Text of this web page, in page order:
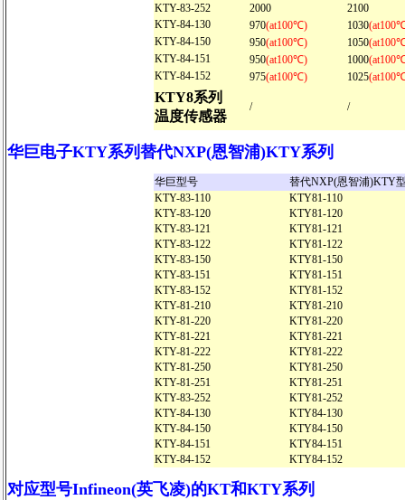
KTY-83-252
2000
2100
KTY-84-130
970(at100℃) 1030
KTY-84-150
950(at100℃) 1050
KTY-84-151
950(at100℃) 1000
KTY-84-152
975(at100℃) 1025
KTY8系列
温度传感器
/ /
华巨电子KTY系列替代NXP(恩智浦)KTY系列
华巨型号
替代NXP(恩智浦)KTY
KTY-83-110
KTY81-110
KTY-83-120
KTY81-120
KTY-83-121
KTY81-121
KTY-83-122
KTY81-122
KTY-83-150
KTY81-150
KTY-83-151
KTY81-151
KTY-83-152
KTY81-152
KTY-81-210
KTY81-210
KTY-81-220
KTY81-220
KTY-81-221
KTY81-221
KTY-81-222
KTY81-222
KTY-81-250
KTY81-250
KTY-81-251
KTY81-251
KTY-83-252
KTY81-252
KTY-84-130
KTY84-130
KTY-84-150
KTY84-150
KTY-84-151
KTY84-151
KTY-84-152
KTY84-152
对应型号Infineon(英飞凌)的KT和KTY系列